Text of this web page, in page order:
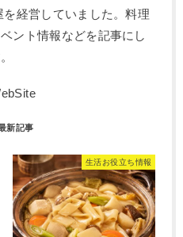
を経営していました。料理
ント情報などを記事にし
生活お役立ち情報